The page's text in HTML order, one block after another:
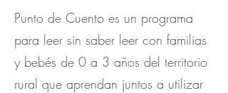
Punto de Cuento es un programa
para leer sin saber leer con familias
y bebés de 0 a 3 años del territorio
rural que aprendan juntos a utilizar